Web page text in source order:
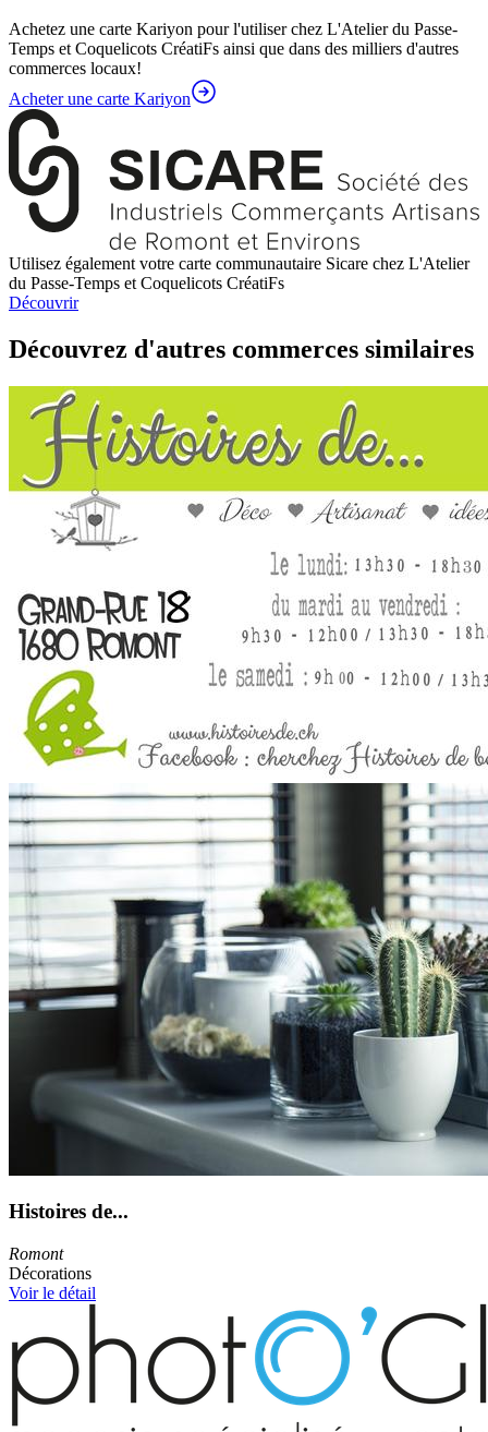
Achetez une carte Kariyon pour l'utiliser chez L'Atelier du Passe-
Temps et Coquelicots CréatiFs ainsi que dans des milliers d'autres
commerces locaux!
Acheter une carte Kariyon
Utilisez également votre carte communautaire Sicare chez L'Atelier
du Passe-Temps et Coquelicots CréatiFs
Découvrir
Découvrez d'autres commerces similaires
Histoires de...
Romont
Décorations
Voir le détail